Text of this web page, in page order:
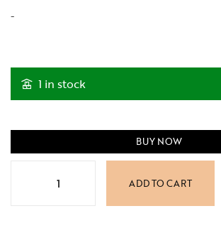
-
1 in stock
ADD TO CART
BUY NOW